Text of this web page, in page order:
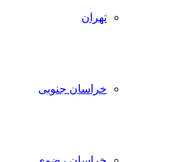
تهران
خراسان جنوبی